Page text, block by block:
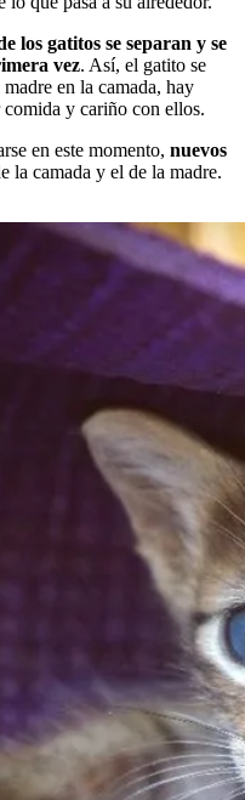
los gatitos se separan y se
vez. Así, el gatito se
en la camada, hay
y cariño con ellos.
en este momento, nuevos
la camada y el de la madre.